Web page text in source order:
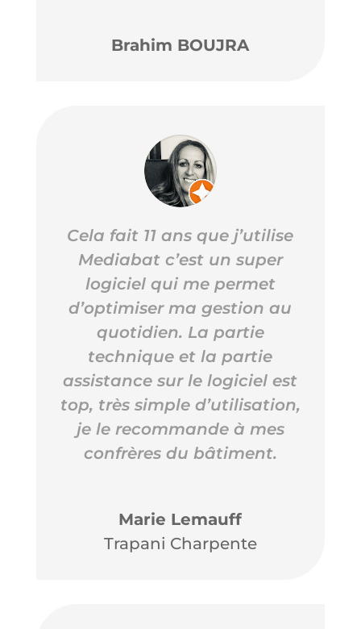
Brahim BOUJRA
Cela fait 11 ans que j’utilise
Mediabat c’est un super
logiciel qui me permet
d’optimiser ma gestion au
quotidien. La partie
technique et la partie
assistance sur le logiciel est
top, très simple d’utilisation,
je le recommande à mes
confrères du bâtiment.
Marie Lemauff
Trapani Charpente